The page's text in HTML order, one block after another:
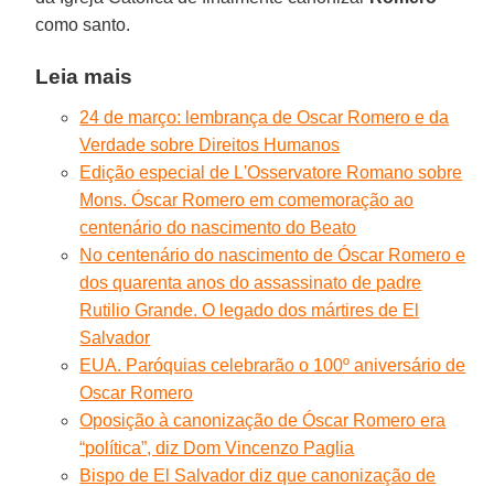
como santo.
Leia mais
24 de março: lembrança de Oscar Romero e da
Verdade sobre Direitos Humanos
Edição especial de L'Osservatore Romano sobre
Mons. Óscar Romero em comemoração ao
centenário do nascimento do Beato
No centenário do nascimento de Óscar Romero e
dos quarenta anos do assassinato de padre
Rutilio Grande. O legado dos mártires de El
Salvador
EUA. Paróquias celebrarão o 100º aniversário de
Oscar Romero
Oposição à canonização de Óscar Romero era
“política”, diz Dom Vincenzo Paglia
Bispo de El Salvador diz que canonização de